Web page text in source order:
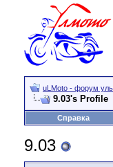
uLMoto - форум
9.03's Profile
Справка
9.03